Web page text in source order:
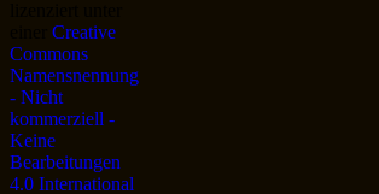
Creative
Commons
Namensnennung
- Nicht
kommerziell -
Keine
Bearbeitungen
4.0 International